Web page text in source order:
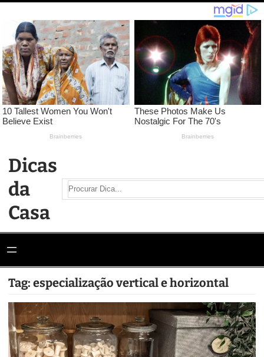
para
conteúdo
Dicas
da
Casa
Search
Tag: especialização vertical e horizontal